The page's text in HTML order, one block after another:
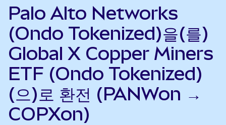
Palo Alto Networks
(Ondo Tokenized)을(를)
Global X Copper Miners
ETF (Ondo Tokenized)
(으)로 환전 (PANWon →
COPXon)